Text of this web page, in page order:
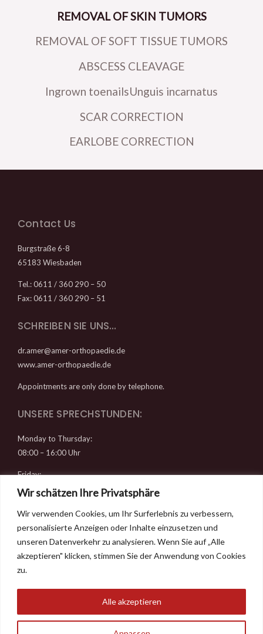
Wir schätzen Ihre Privatsphäre
Wir verwenden Cookies, um Ihr Surferlebnis zu verbessern,
personalisierte Anzeigen oder Inhalte einzusetzen und
unseren Datenverkehr zu analysieren. Wenn Sie auf „Alle
akzeptieren" klicken, stimmen Sie der Anwendung von Cookies
zu.
Alle akzeptieren
REMOVAL OF SKIN TUMORS
REMOVAL OF SOFT TISSUE TUMORS
ABSCESS CLEAVAGE
Ingrown toenailsUnguis incarnatus
SCAR CORRECTION
EARLOBE CORRECTION
Contact Us
Burgstraße 6-8
65183 Wiesbaden
Tel.: 0611 / 360 290 – 50
Fax: 0611 / 360 290 – 51
SCHREIBEN SIE UNS…
dr.amer@amer-orthopaedie.de
www.amer-orthopaedie.de
Appointments are only done by telephone.
UNSERE SPRECHSTUNDEN:
Monday to Thursday:
08:00 – 16:00 Uhr
Friday:
08:00 – 14:00 Uhr
RECHTLICHES
Datenschutz
Imprint
Contact & Directions